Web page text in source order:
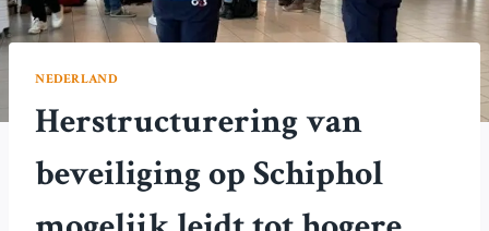
NEDERLAND
Herstructurering van
beveiliging op Schiphol